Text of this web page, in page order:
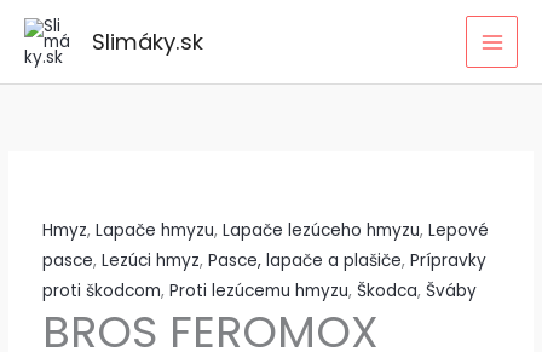
Preskočiť
obsah
Slimáky.sk
Hmyz, Lapače hmyzu, Lapače lezúceho hmyzu, Lepové
pasce, Lezúci hmyz, Pasce, lapače a plašiče, Prípravky
proti škodcom, Proti lezúcemu hmyzu, Škodca, Šváby
BROS FEROMOX